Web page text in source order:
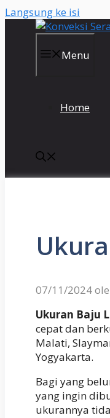
Langsung ke isi
Menu
Home
07/11/2024
Ukuran Baju
cepat dan
Malati,
Yogyakarta.
Bagi yang
yang ingin
ukurannya